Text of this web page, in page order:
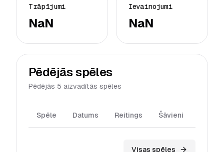
Trāpījumi
NaN
Ievainojumi
NaN
Pēdējās spēles
Pēdējās 5 aizvadītās spēles
Spēle Datums Reitings Šāvieni
Visas spēles